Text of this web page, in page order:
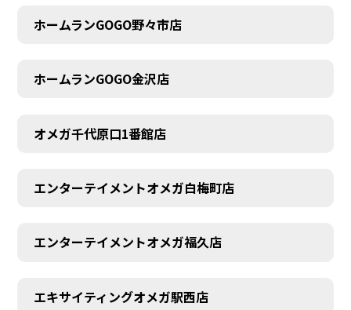
ホームランGOGO野々市店
ホームランGOGO金沢店
オメガ千代原口1番館店
エンターテイメントオメガ白梅町店
エンターテイメントオメガ福久店
エキサイティングオメガ駅西店